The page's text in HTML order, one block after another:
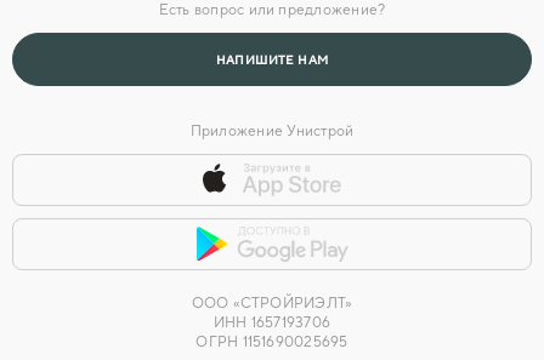
Есть вопрос или предложение?
НАПИШИТЕ НАМ
Приложение Унистрой
ООО «СТРОЙРИЭЛТ»
ИНН 1657193706
ОГРН 1151690025695